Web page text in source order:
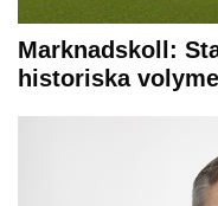
Marknadskoll:
historiska